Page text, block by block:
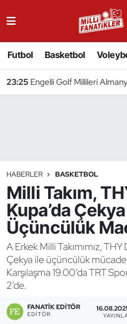
Futbol Basketbol
23:25 Engelli Golf Millileri
HABERLER BASKETBOL
Milli Takım,
Kupa’da
Üçüncülük
A Erkek Milli Takımımız,
Çekya ile üçüncülük
Karşılaşma 19.00’da TRT
2’de.
FANATIK EDITÖR
EDITÖR
Badminton
Binicilik
Bisiklet
Boks
Buz Hokeyi